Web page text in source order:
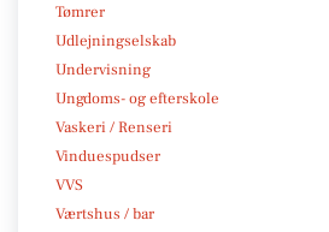
Tømrer
Udlejningselskab
Undervisning
Ungdoms- og efterskole
Vaskeri / Renseri
Vinduespudser
VVS
Værtshus / bar